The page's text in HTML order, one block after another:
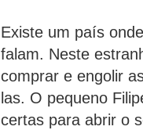
Existe um país
falam. Neste
comprar e engolir
las. O pequeno
certas para abrir o